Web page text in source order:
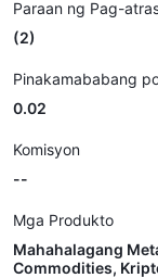
Paraan ng Pag-
(2)
Pinakamababang
0.02
Komisyon
--
Mga Produkto
Mahahalagang
Commodities,